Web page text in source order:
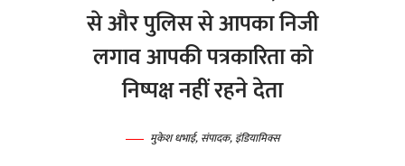
से और पुलिस से आपका निजी
लगाव आपकी पत्रकारिता को
निष्पक्ष नहीं रहने देता
मुकेश धभाई, संपादक, इंडियामिक्स